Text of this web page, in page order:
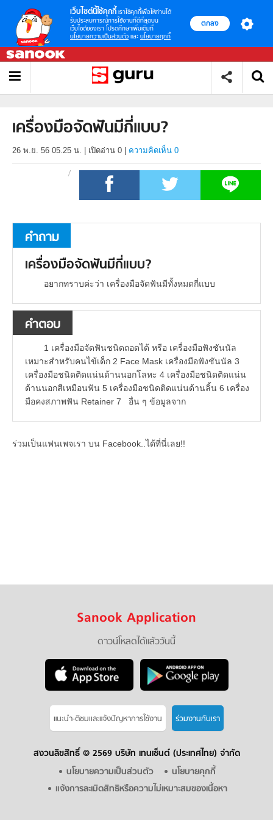
เว็บไซต์นี้ใช้คุกกี้ เราใช้คุกกี้เพื่อให้ท่านได้
รับประสบการณ์การใช้งานที่ดีที่สุดบน
เว็บไซต์ของเรา โปรดศึกษาเพิ่มเติมที่
นโยบายความเป็นส่วนตัว และ นโยบายคุกกี้
ตกลง
เครื่องมือจัดฟันมีกี่แบบ?
26 พ.ย. 56 05.25 น. เปิดอ่าน 0 ความคิดเห็น 0
คำถาม
เครื่องมือจัดฟันมีกี่แบบ?
อยากทราบค่ะว่า เครื่องมือจัดฟันมีทั้งหมดกี่แบบ
คำตอบ
1 เครื่องมือจัดฟันชนิดถอดได้ หรือ เครื่องมือฟังชันนัล
เหมาะสำหรับคนไข้เด็ก 2 Face Mask เครื่องมือฟังชันนัล 3
เครื่องมือชนิดติดแน่นด้านนอกโลหะ 4 เครื่องมือชนิดติดแน่น
ด้านนอกสีเหมือนฟัน 5 เครื่องมือชนิดติดแน่นด้านลิ้น 6 เครื่อง
มือคงสภาพฟัน Retainer 7 อื่น ๆ ข้อมูลจาก
ร่วมเป็นแฟนเพจเรา บน Facebook..ได้ที่นี่เลย!!
Sanook Application
ดาวน์โหลดได้แล้ววันนี้
แนะนำ-ติชมเเละแจ้งปัญหาการใช้งาน ร่วมงานกับเรา
สงวนลิขสิทธิ์ © 2569 บริษัท เทนเซ็นต์ (ประเทศไทย) จำกัด
นโยบายความเป็นส่วนตัว
นโยบายคุกกี้
แจ้งการละเมิดสิทธิหรือความไม่เหมาะสมของเนื้อหา